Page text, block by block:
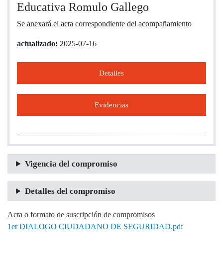
Educativa Romulo Gallego
Se anexará el acta correspondiente del acompañamiento
actualizado: 2025-07-16
Detalles
Evidencias
Vigencia del compromiso
Detalles del compromiso
Acta o formato de suscripción de compromisos
1er DIALOGO CIUDADANO DE SEGURIDAD.pdf